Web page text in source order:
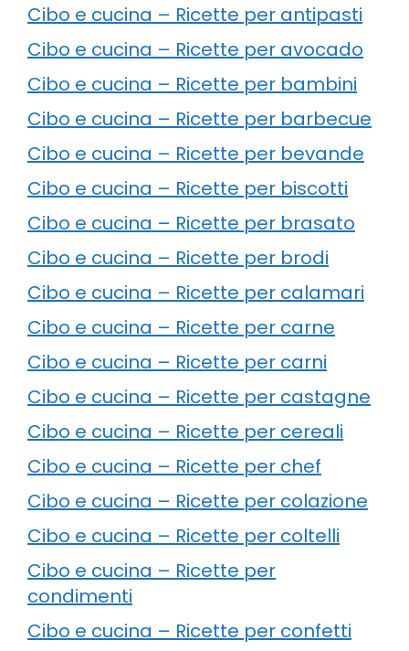
Cibo e cucina – Ricette per antipasti
Cibo e cucina – Ricette per avocado
Cibo e cucina – Ricette per bambini
Cibo e cucina – Ricette per barbecue
Cibo e cucina – Ricette per bevande
Cibo e cucina – Ricette per biscotti
Cibo e cucina – Ricette per brasato
Cibo e cucina – Ricette per brodi
Cibo e cucina – Ricette per calamari
Cibo e cucina – Ricette per carne
Cibo e cucina – Ricette per carni
Cibo e cucina – Ricette per castagne
Cibo e cucina – Ricette per cereali
Cibo e cucina – Ricette per chef
Cibo e cucina – Ricette per colazione
Cibo e cucina – Ricette per coltelli
Cibo e cucina – Ricette per
condimenti
Cibo e cucina – Ricette per confetti